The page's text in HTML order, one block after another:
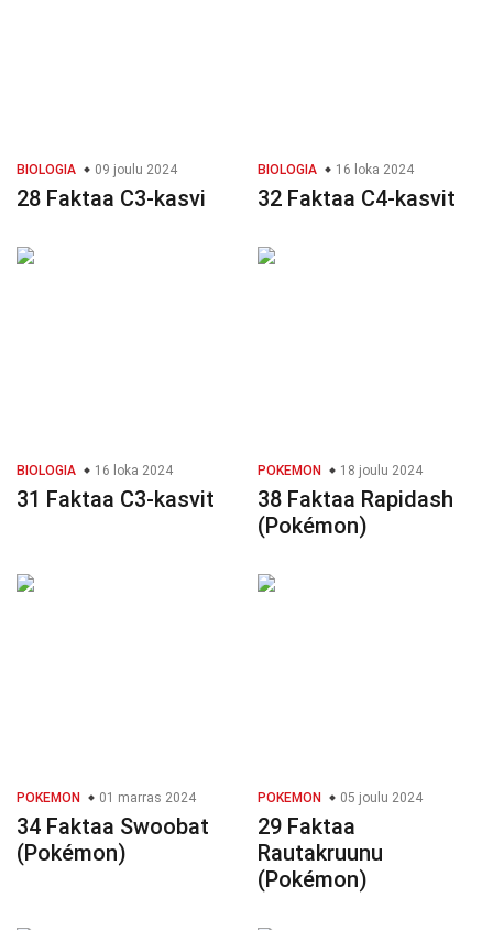
BIOLOGIA 09 joulu 2024
28 Faktaa C3-kasvi
BIOLOGIA 16 loka 2024
32 Faktaa C4-kasvit
BIOLOGIA 16 loka 2024
31 Faktaa C3-kasvit
POKEMON 18 joulu 2024
38 Faktaa Rapidash
(Pokémon)
POKEMON 01 marras 2024
34 Faktaa Swoobat
(Pokémon)
POKEMON 05 joulu 2024
29 Faktaa
Rautakruunu
(Pokémon)